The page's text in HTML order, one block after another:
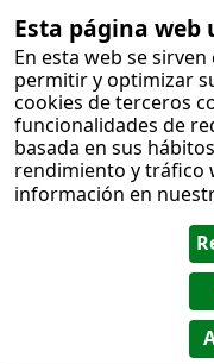
Esta página web
En esta web se
permitir y optimizar
cookies de terceros
funcionalidades de
basada en sus
rendimiento y tráfico
información en